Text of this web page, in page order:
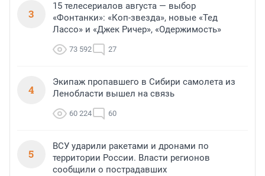
3
15 телесериалов августа — выбор
«Фонтанки»: «Коп-звезда», новые «Тед
Лассо» и «Джек Ричер», «Одержимость»
73 592 27
4
Экипаж пропавшего в Сибири самолета из
Ленобласти вышел на связь
60 224 60
5
ВСУ ударили ракетами и дронами по
территории России. Власти регионов
сообщили о пострадавших